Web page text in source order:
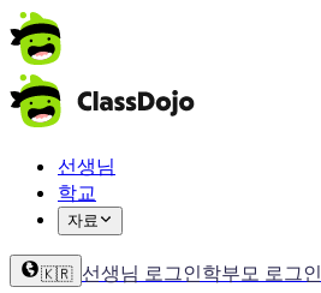
선생님
학교
자료
🇰🇷 선생님 로그인학부모 로그인